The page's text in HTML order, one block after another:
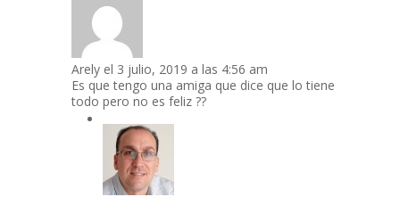
Arely el 3 julio, 2019 a las 4:56 am
Es que tengo una amiga que dice que lo tiene
todo pero no es feliz ??